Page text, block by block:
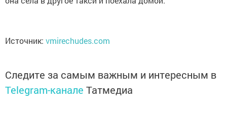
Источник: vmirechudes.com
Следите за самым важным и интересным в
Telegram-канале Татмедиа